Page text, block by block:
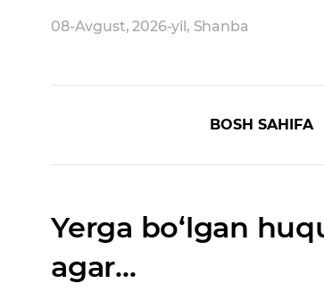
08-Avgust, 2026-yil, Shanba
BOSH SAHIFA
Yerga bo‘lgan
agar...